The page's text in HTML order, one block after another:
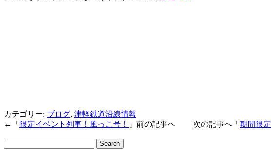
カテゴリー: ブログ, 津軽鉄道沿線情報
←「 限定イベント列車！風っこ号！ 」前の記事へ 次の記事へ「 期間限